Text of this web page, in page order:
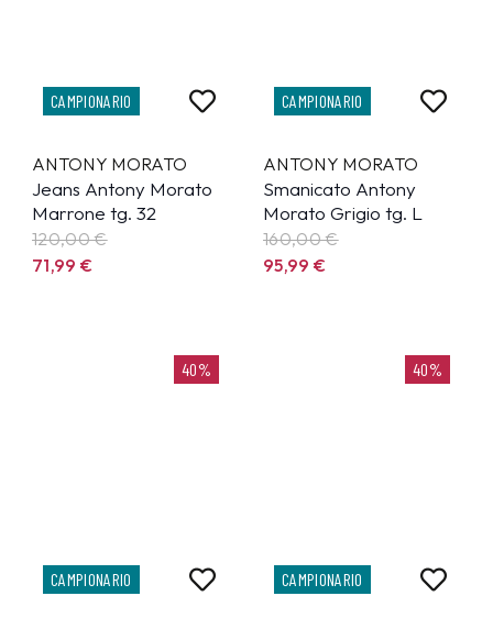
CAMPIONARIO
ANTONY MORATO
Jeans Antony Morato
Marrone tg. 32
120,00 €
71,99€
CAMPIONARIO
ANTONY MORATO
Smanicato Antony
Morato Grigio tg. L
160,00 €
95,99€
40%
CAMPIONARIO
40%
CAMPIONARIO